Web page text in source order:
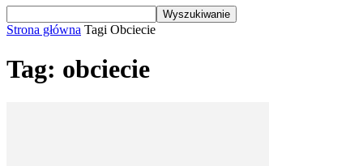
Strona główna Tagi Obciecie
Tag: obciecie